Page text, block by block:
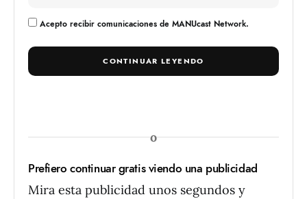
Acepto recibir comunicaciones de MANUcast Network.
CONTINUAR LEYENDO
o
Prefiero continuar gratis viendo una publicidad
Mira esta publicidad unos segundos y